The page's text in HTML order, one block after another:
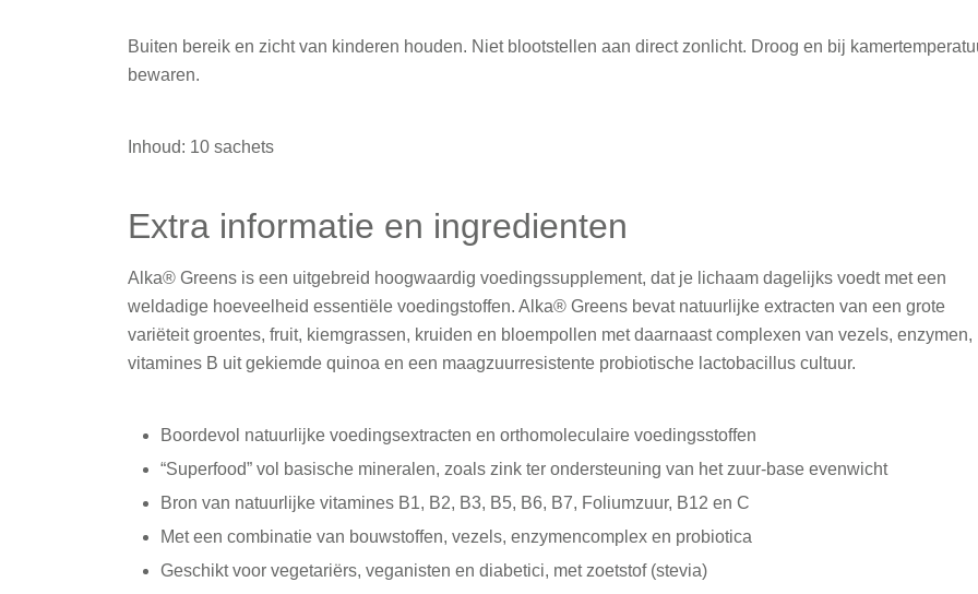
Buiten bereik en zicht van kinderen houden. Niet blootstellen aan direct zonlicht. Droog en bij
bewaren.
Inhoud: 10 sachets
Extra informatie en ingredienten
Alka® Greens is een uitgebreid hoogwaardig voedingssupplement, dat je lichaam dagelijks voedt met een
weldadige hoeveelheid essentiële voedingstoffen. Alka® Greens bevat natuurlijke extracten van een grote
variëteit groentes, fruit, kiemgrassen, kruiden en bloempollen met daarnaast complexen van vezels, enzymen,
vitamines B uit gekiemde quinoa en een maagzuurresistente probiotische lactobacillus cultuur.
Boordevol natuurlijke voedingsextracten en orthomoleculaire voedingsstoffen
“Superfood” vol basische mineralen, zoals zink ter ondersteuning van het zuur-base evenwicht
Bron van natuurlijke vitamines B1, B2, B3, B5, B6, B7, Foliumzuur, B12 en C
Met een combinatie van bouwstoffen, vezels, enzymencomplex en probiotica
Geschikt voor vegetariërs, veganisten en diabetici, met zoetstof (stevia)